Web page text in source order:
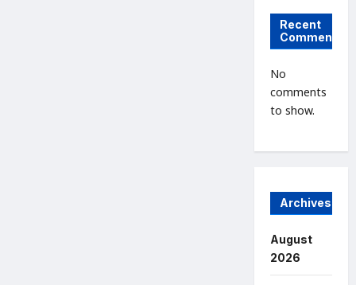
Recent
Comments
No
comments
to show.
Archives
August
2026